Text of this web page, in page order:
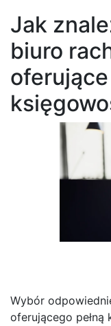
Jak
biuro
oferujące
Wybór
oferującego